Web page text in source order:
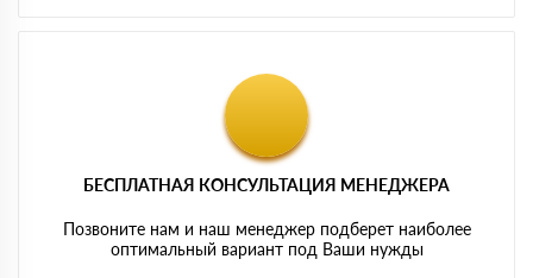
БЕСПЛАТНАЯ КОНСУЛЬТАЦИЯ МЕНЕДЖЕРА
Позвоните нам и наш менеджер подберет наиболее
оптимальный вариант под Ваши нужды